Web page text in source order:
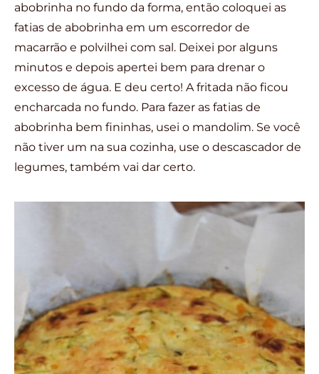
abobrinha no fundo da forma, então coloquei as
fatias de abobrinha em um escorredor de
macarrão e polvilhei com sal. Deixei por alguns
minutos e depois apertei bem para drenar o
excesso de água. E deu certo! A fritada não ficou
encharcada no fundo. Para fazer as fatias de
abobrinha bem fininhas, usei o mandolim. Se você
não tiver um na sua cozinha, use o descascador de
legumes, também vai dar certo.